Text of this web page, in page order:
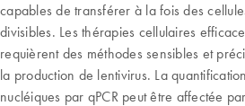
capables de transférer à la fois des
divisibles. Les thérapies cellulaires
requièrent des méthodes sensibles et
la production de lentivirus. La
nucléiques par qPCR peut être affectée